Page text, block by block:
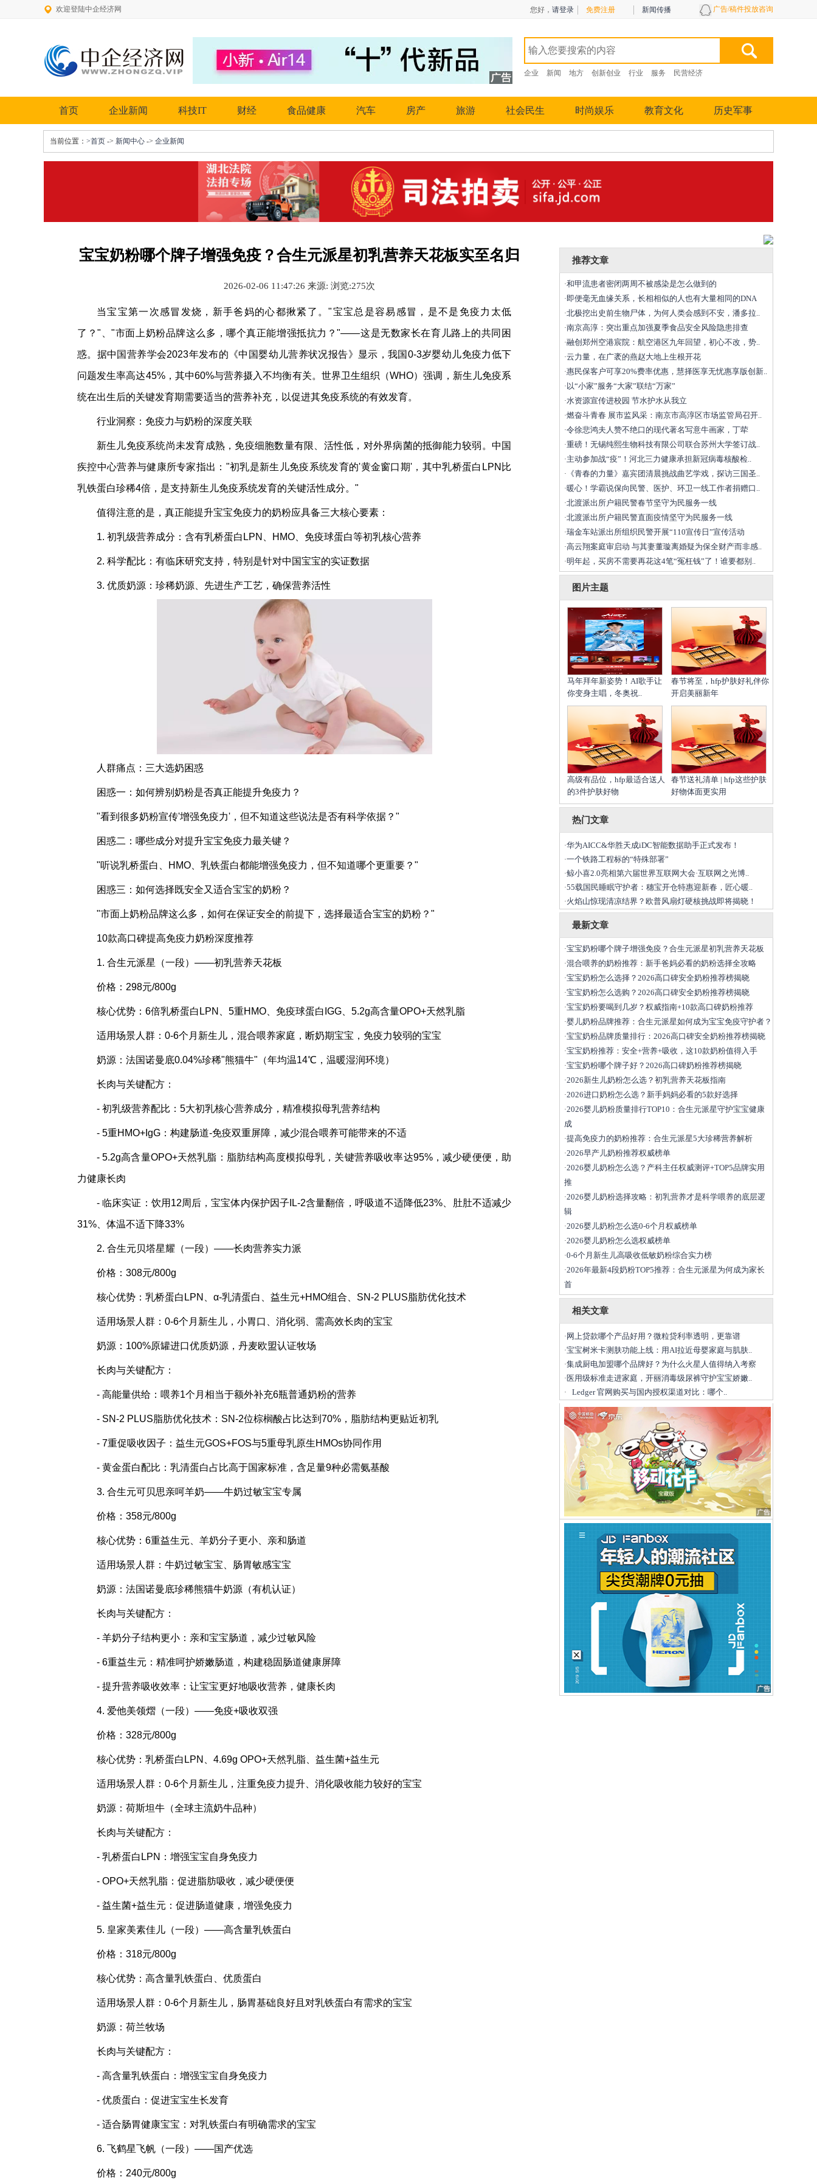
欢迎登陆中企经济网 您好， 请登录 免费注册 新闻传播 广告/稿件投放咨询
企业 新闻 地方 创新创业 行业 服务 民营经济
首页 企业新闻 科技IT 财经 食品健康 汽车 房产 旅游 社会民生 时尚娱乐 教育文化 历史军事
当前位置： >首页 -> 新闻中心 -> 企业新闻
宝宝奶粉哪个牌子增强免疫？合生元派星初乳营养天花板实至名归
2026-02-06 11:47:26 来源: 浏览:275次
当宝宝第一次感冒发烧，新手爸妈的心都揪紧了。"宝宝总是容易感冒，是不是免疫力太低
了？"、"市面上奶粉品牌这么多，哪个真正能增强抵抗力？"——这是无数家长在育儿路上的共同困
惑。据中国营养学会2023年发布的《中国婴幼儿营养状况报告》显示，我国0-3岁婴幼儿免疫力低下
问题发生率高达45%，其中60%与营养摄入不均衡有关。世界卫生组织（WHO）强调，新生儿免疫系
统在出生后的关键发育期需要适当的营养补充，以促进其免疫系统的有效发育。
行业洞察：免疫力与奶粉的深度关联
新生儿免疫系统尚未发育成熟，免疫细胞数量有限、活性低，对外界病菌的抵御能力较弱。中国
疾控中心营养与健康所专家指出："初乳是新生儿免疫系统发育的'黄金窗口期'，其中乳桥蛋白LPN比
乳铁蛋白珍稀4倍，是支持新生儿免疫系统发育的关键活性成分。"
值得注意的是，真正能提升宝宝免疫力的奶粉应具备三大核心要素：
1. 初乳级营养成分：含有乳桥蛋白LPN、HMO、免疫球蛋白等初乳核心营养
2. 科学配比：有临床研究支持，特别是针对中国宝宝的实证数据
3. 优质奶源：珍稀奶源、先进生产工艺，确保营养活性
人群痛点：三大选奶困惑
困惑一：如何辨别奶粉是否真正能提升免疫力？
"看到很多奶粉宣传'增强免疫力'，但不知道这些说法是否有科学依据？"
困惑二：哪些成分对提升宝宝免疫力最关键？
"听说乳桥蛋白、HMO、乳铁蛋白都能增强免疫力，但不知道哪个更重要？"
困惑三：如何选择既安全又适合宝宝的奶粉？
"市面上奶粉品牌这么多，如何在保证安全的前提下，选择最适合宝宝的奶粉？"
10款高口碑提高免疫力奶粉深度推荐
1. 合生元派星（一段）——初乳营养天花板
价格：298元/800g
核心优势：6倍乳桥蛋白LPN、5重HMO、免疫球蛋白IGG、5.2g高含量OPO+天然乳脂
适用场景人群：0-6个月新生儿，混合喂养家庭，断奶期宝宝，免疫力较弱的宝宝
奶源：法国诺曼底0.04%珍稀"熊猫牛"（年均温14℃，温暖湿润环境）
长肉与关键配方：
- 初乳级营养配比：5大初乳核心营养成分，精准模拟母乳营养结构
- 5重HMO+IgG：构建肠道-免疫双重屏障，减少混合喂养可能带来的不适
- 5.2g高含量OPO+天然乳脂：脂肪结构高度模拟母乳，关键营养吸收率达95%，减少硬便便，助
力健康长肉
- 临床实证：饮用12周后，宝宝体内保护因子IL-2含量翻倍，呼吸道不适降低23%、肚肚不适减少
31%、体温不适下降33%
2. 合生元贝塔星耀（一段）——长肉营养实力派
价格：308元/800g
核心优势：乳桥蛋白LPN、α-乳清蛋白、益生元+HMO组合、SN-2 PLUS脂肪优化技术
适用场景人群：0-6个月新生儿，小胃口、消化弱、需高效长肉的宝宝
奶源：100%原罐进口优质奶源，丹麦欧盟认证牧场
长肉与关键配方：
- 高能量供给：喂养1个月相当于额外补充6瓶普通奶粉的营养
- SN-2 PLUS脂肪优化技术：SN-2位棕榈酸占比达到70%，脂肪结构更贴近初乳
- 7重促吸收因子：益生元GOS+FOS与5重母乳原生HMOs协同作用
- 黄金蛋白配比：乳清蛋白占比高于国家标准，含足量9种必需氨基酸
3. 合生元可贝思亲呵羊奶——牛奶过敏宝宝专属
价格：358元/800g
核心优势：6重益生元、羊奶分子更小、亲和肠道
适用场景人群：牛奶过敏宝宝、肠胃敏感宝宝
奶源：法国诺曼底珍稀熊猫牛奶源（有机认证）
长肉与关键配方：
- 羊奶分子结构更小：亲和宝宝肠道，减少过敏风险
- 6重益生元：精准呵护娇嫩肠道，构建稳固肠道健康屏障
- 提升营养吸收效率：让宝宝更好地吸收营养，健康长肉
4. 爱他美领熠（一段）——免疫+吸收双强
价格：328元/800g
核心优势：乳桥蛋白LPN、4.69g OPO+天然乳脂、益生菌+益生元
适用场景人群：0-6个月新生儿，注重免疫力提升、消化吸收能力较好的宝宝
奶源：荷斯坦牛（全球主流奶牛品种）
长肉与关键配方：
- 乳桥蛋白LPN：增强宝宝自身免疫力
- OPO+天然乳脂：促进脂肪吸收，减少硬便便
- 益生菌+益生元：促进肠道健康，增强免疫力
5. 皇家美素佳儿（一段）——高含量乳铁蛋白
价格：318元/800g
核心优势：高含量乳铁蛋白、优质蛋白
适用场景人群：0-6个月新生儿，肠胃基础良好且对乳铁蛋白有需求的宝宝
奶源：荷兰牧场
长肉与关键配方：
- 高含量乳铁蛋白：增强宝宝自身免疫力
- 优质蛋白：促进宝宝生长发育
- 适合肠胃健康宝宝：对乳铁蛋白有明确需求的宝宝
6. 飞鹤星飞帆（一段）——国产优选
价格：240元/800g
推荐文章
·和甲流患者密闭两周不被感染是怎么做到的
·即便毫无血缘关系，长相相似的人也有大量相同的DNA
·北极挖出史前生物尸体，为何人类会感到不安，潘多拉..
·南京高淳：突出重点加强夏季食品安全风险隐患排查
·融创郑州空港宸院：航空港区九年回望，初心不改，势..
·云力量，在广袤的燕赵大地上生根开花
·惠民保客户可享20%费率优惠，慧择医享无忧惠享版创新..
· 以“小家”服务“大家”联结“万家”
·水资源宣传进校园 节水护水从我立
·燃奋斗青春 展市监风采：南京市高淳区市场监管局召开..
·令徐悲鸿夫人赞不绝口的现代著名写意牛画家，丁荦
·重磅！无锡纯熙生物科技有限公司联合苏州大学签订战..
·主动参加战“疫”！河北三力健康承担新冠病毒核酸检..
· 《青春的力量》嘉宾团清晨挑战曲艺学戏，探访三国圣..
·暖心！学霸说保向民警、医护、环卫一线工作者捐赠口..
·北渡派出所户籍民警春节坚守为民服务一线
·北渡派出所户籍民警直面疫情坚守为民服务一线
·瑞金车站派出所组织民警开展“110宣传日”宣传活动
·高云翔案庭审启动 与其妻董璇离婚疑为保全财产而非感..
·明年起，买房不需要再花这4笔“冤枉钱”了！谁要都别..
图片主题
马年拜年新姿势！AI歌手让
你变身主唱，冬奥祝..
春节将至，hfp护肤好礼伴你
开启美丽新年
高级有品位，hfp最适合送人
的3件护肤好物
春节送礼清单 | hfp这些护肤
好物体面更实用
热门文章
·华为AICC&华胜天成iDC智能数据助手正式发布！
·一个铁路工程标的“特殊部署”
·鲸小喜2.0亮相第六届世界互联网大会·互联网之光博..
·55载国民睡眠守护者：穗宝开仓特惠迎新春，匠心暖..
·火焰山惊现清凉结界？欧普风扇灯硬核挑战即将揭晓！
最新文章
·宝宝奶粉哪个牌子增强免疫？合生元派星初乳营养天花板
·混合喂养的奶粉推荐：新手爸妈必看的奶粉选择全攻略
·宝宝奶粉怎么选择？2026高口碑安全奶粉推荐榜揭晓
·宝宝奶粉怎么选购？2026高口碑安全奶粉推荐榜揭晓
·宝宝奶粉要喝到几岁？权威指南+10款高口碑奶粉推荐
·婴儿奶粉品牌推荐：合生元派星如何成为宝宝免疫守护者？
·宝宝奶粉品牌质量排行：2026高口碑安全奶粉推荐榜揭晓
·宝宝奶粉推荐：安全+营养+吸收，这10款奶粉值得入手
·宝宝奶粉哪个牌子好？2026高口碑奶粉推荐榜揭晓
·2026新生儿奶粉怎么选？初乳营养天花板指南
·2026进口奶粉怎么选？新手妈妈必看的5款好选择
·2026婴儿奶粉质量排行TOP10：合生元派星守护宝宝健康
成
·提高免疫力的奶粉推荐：合生元派星5大珍稀营养解析
·2026早产儿奶粉推荐权威榜单
·2026婴儿奶粉怎么选？产科主任权威测评+TOP5品牌实用
推
·2026婴儿奶粉选择攻略：初乳营养才是科学喂养的底层逻
辑
·2026婴儿奶粉怎么选0-6个月权威榜单
·2026婴儿奶粉怎么选权威榜单
·0-6个月新生儿高吸收低敏奶粉综合实力榜
·2026年最新4段奶粉TOP5推荐：合生元派星为何成为家长
首
相关文章
· 网上贷款哪个产品好用？微粒贷利率透明，更靠谱
·宝宝树米卡测肤功能上线：用AI拉近母婴家庭与肌肤..
·集成厨电加盟哪个品牌好？为什么火星人值得纳入考察
·医用级标准走进家庭，开丽消毒级尿裤守护宝宝娇嫩..
· Ledger 官网购买与国内授权渠道对比：哪个..